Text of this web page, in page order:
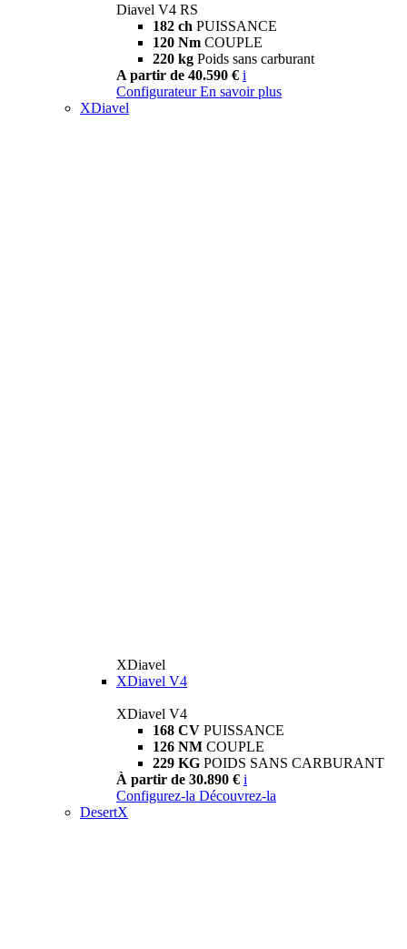
Diavel V4 RS
182 ch PUISSANCE
120 Nm COUPLE
220 kg Poids sans carburant
A partir de 40.590 € i
Configurateur En savoir plus
XDiavel
XDiavel
XDiavel V4
XDiavel V4
168 CV PUISSANCE
126 NM COUPLE
229 KG POIDS SANS CARBURANT
À partir de 30.890 € i
Configurez-la Découvrez-la
DesertX